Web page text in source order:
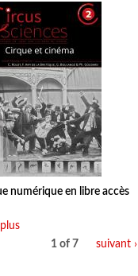
numérique en libre accès
1 of 7
suivant ›